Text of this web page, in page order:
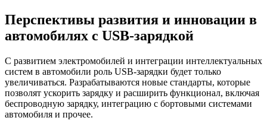
Перспективы развития и инновации в
автомобилях с USB-зарядкой
С развитием электромобилей и интеграции интеллектуальных
систем в автомобили роль USB-зарядки будет только
увеличиваться. Разрабатываются новые стандарты, которые
позволят ускорить зарядку и расширить функционал, включая
беспроводную зарядку, интеграцию с бортовыми системами
автомобиля и прочее.